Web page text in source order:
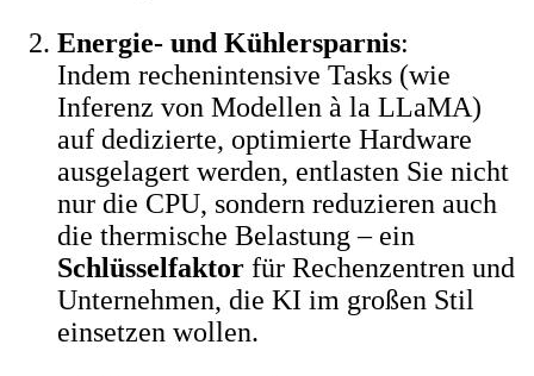
Energie- und Kühlersparnis:
Indem rechenintensive Tasks (wie
Inferenz von Modellen à la LLaMA)
auf dedizierte, optimierte Hardware
ausgelagert werden, entlasten Sie nicht
nur die CPU, sondern reduzieren auch
die thermische Belastung – ein
Schlüsselfaktor für Rechenzentren und
Unternehmen, die KI im großen Stil
einsetzen wollen.